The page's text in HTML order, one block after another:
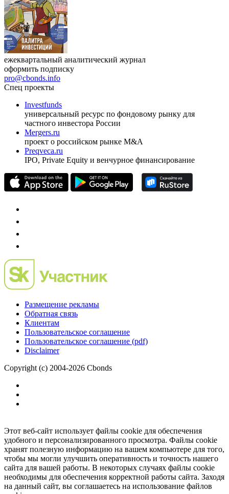
оформить подписку
pro@cbonds.info
Спец проекты
Investfunds
универсальный ресурс по фондовому рынку для
частного инвестора России
проект о российском рынке M&A
Preqveca.ru
Размещение рекламы
Обратная связь
Пользовательское соглашение
Copyright (c) 2004-2026 Cbonds
Этот веб-сайт использует файлы cookie для обеспечения
удобного и персонализированного просмотра. Файлы cookie
хранят полезную информацию на вашем компьютере для того,